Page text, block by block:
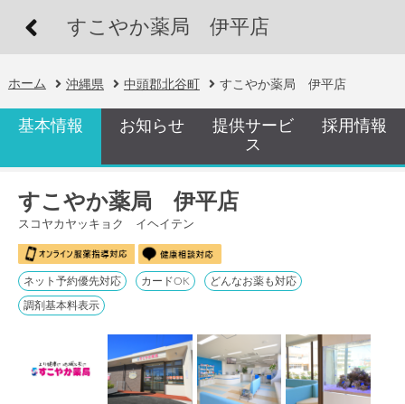
すこやか薬局 伊平店
ホーム 沖縄県 中頭郡北谷町 すこやか薬局 伊平店
基本情報 お知らせ
提供サービ
ス
採用情報
すこやか薬局 伊平店
スコヤカヤッキョク イヘイテン
ネット予約優先対応 カードOK どんなお薬も対応
調剤基本料表示